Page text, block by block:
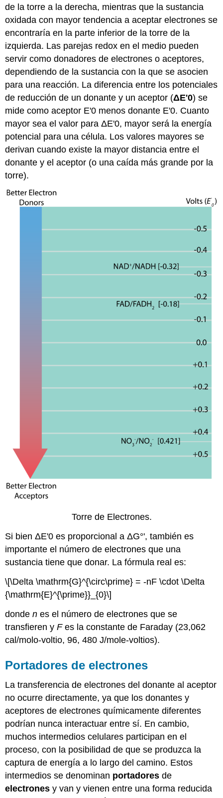
de la torre a la derecha, mientras que la sustancia
oxidada con mayor tendencia a aceptar electrones se
encontraría en la parte inferior de la torre de la
izquierda. Las parejas redox en el medio pueden
servir como donadores de electrones o aceptores,
dependiendo de la sustancia con la que se asocien
para una reacción. La diferencia entre los potenciales
de reducción de un donante y un aceptor (ΔE'0) se
mide como aceptor E'0 menos donante E'0. Cuanto
mayor sea el valor para ΔE'0, mayor será la energía
potencial para una célula. Los valores mayores se
derivan cuando existe la mayor distancia entre el
donante y el aceptor (o una caída más grande por la
torre).
Torre de Electrones.
Si bien ΔE'0 es proporcional a ΔG°', también es
importante el número de electrones que una
sustancia tiene que donar. La fórmula real es:
\[\Delta \mathrm{G}^{\circ\prime} = -nF \cdot \Delta
{\mathrm{E}^{\prime}}_{0}\]
donden es el número de electrones que se
transfieren yFes la constante de Faraday (23,062
cal/molo-voltio, 96, 480 J/mole-voltios).
Portadores de electrones
La transferencia de electrones del donante al aceptor
no ocurre directamente, ya que los donantes y
aceptores de electrones químicamente diferentes
podrían nunca interactuar entre sí. En cambio,
muchos intermedios celulares participan en el
proceso, con la posibilidad de que se produzca la
captura de energía a lo largo del camino. Estos
intermedios se denominan portadores de
electrones y van y vienen entre una forma reducida